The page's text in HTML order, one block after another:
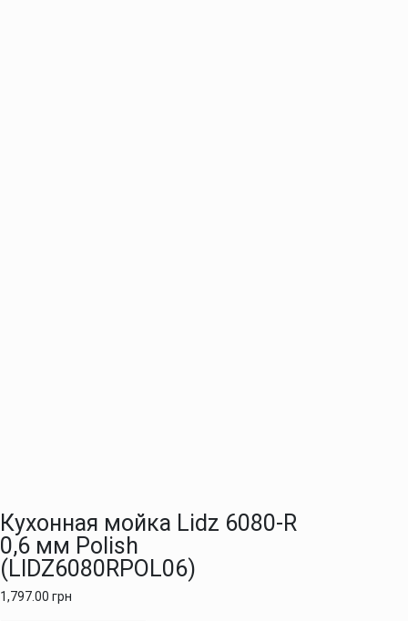
Кухонная мойка Lidz 6080-R
0,6 мм Polish
(LIDZ6080RPOL06)
1,797.00 грн